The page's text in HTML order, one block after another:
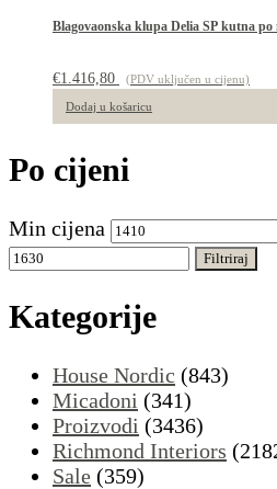
Blagovaonska klupa Delia SP kutna
€1.416,80 (PDV uključen u cijenu)
Dodaj u košaricu
Po cijeni
Min cijena
Filtriraj
Kategorije
House Nordic (843)
Micadoni (341)
Proizvodi (3436)
Richmond Interiors
Sale (359)